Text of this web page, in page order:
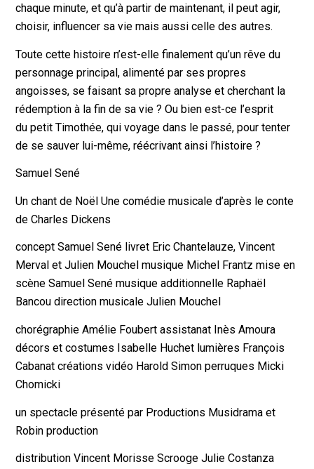
chaque minute, et qu’à partir de maintenant, il peut agir,
choisir, influencer sa vie mais aussi celle des autres.
Toute cette histoire n’est-elle finalement qu’un rêve du
personnage principal, alimenté par ses propres
angoisses, se faisant sa propre analyse et cherchant la
rédemption à la fin de sa vie ? Ou bien est-ce l’esprit
du petit Timothée, qui voyage dans le passé, pour tenter
de se sauver lui-même, réécrivant ainsi l’histoire ?
Samuel Sené
Un chant de Noël Une comédie musicale d’après le conte
de Charles Dickens
concept Samuel Sené livret Eric Chantelauze, Vincent
Merval et Julien Mouchel musique Michel Frantz mise en
scène Samuel Sené musique additionnelle Raphaël
Bancou direction musicale Julien Mouchel
chorégraphie Amélie Foubert assistanat Inès Amoura
décors et costumes Isabelle Huchet lumières François
Cabanat créations vidéo Harold Simon perruques Micki
Chomicki
un spectacle présenté par Productions Musidrama et
Robin production
distribution Vincent Morisse Scrooge Julie Costanza